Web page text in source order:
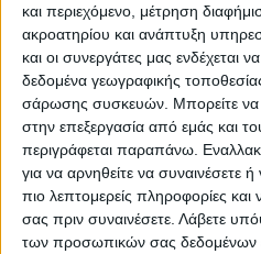
και περιεχόμενο, μέτρηση
ακροατηρίου και ανάπτυξη
και οι συνεργάτες μας ενδέχεται
δεδομένα γεωγραφικής
σάρωσης συσκευών. Μπορείτε να
στην επεξεργασία από εμάς και
περιγράφεται παραπάνω.
για να αρνηθείτε να
πιο λεπτομερείς πληροφορίες και
σας πριν συναινέσετε. Λάβετε
των προσωπικών σας δεδομένων